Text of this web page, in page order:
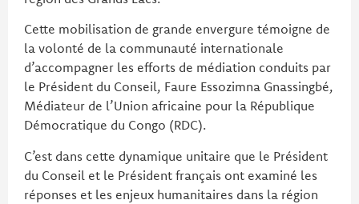
Cette mobilisation de grande envergure témoigne de
la volonté de la communauté internationale
d’accompagner les efforts de médiation conduits par
le Président du Conseil, Faure Essozimna Gnassingbé,
Médiateur de l’Union africaine pour la République
Démocratique du Congo (RDC).
C’est dans cette dynamique unitaire que le Président
du Conseil et le Président français ont examiné les
réponses et les enjeux humanitaires dans la région